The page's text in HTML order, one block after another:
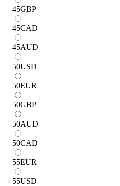
45GBP
45CAD
45AUD
50USD
50EUR
50GBP
50AUD
50CAD
55EUR
55USD